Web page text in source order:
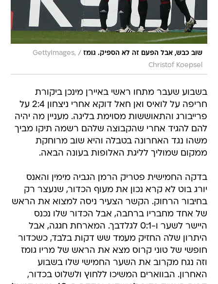
שוב כבש, אבל הפעם זה לא הספיק. גומז /
GettyImages,
Christof Koepsel
בשבוע שעבר מתחו ראשי באיירן מינכן ביקורת
חריפה על לואיס ואן חאל דוקא אחרי ניצחון 2:4 על
פרייבורג והתאוששות מסוימת בליגה. מעניין מה יהיה
להם להגיד אחרי שהקבוצה שלהם רשמה תיקו מביך
משהו נגד האחרונה בטבלה והיא שוב מרוחקת
ממקום שמוליך לליגת האלופות בעונה הבאה.
בדקה החמישית פטריק הרמן הגביה מימין והאנס
יורג בוט לא קרא נכון את מעוף הכדור, שנעצר רק
בחיבור הרחוק. הקשר הצעיר ניסה למצוא את הראש
של אחד מחבריו ברחבה, אבל הכדור שלו נכנס
היישר לשער ו-0:1 לגלדבך. המארחת חגגה, אבל
היתרון שלה החזיק מעמד שש דקות בלבד, כשכדור
חופשי של טוני קרוס מצא את הראש של מריו גומז
וזה נגח מקרוב את השער החמישי שלו בשבוע
האחרון. הבווארים המשיכו ללחוץ ולשלוט בכדור,